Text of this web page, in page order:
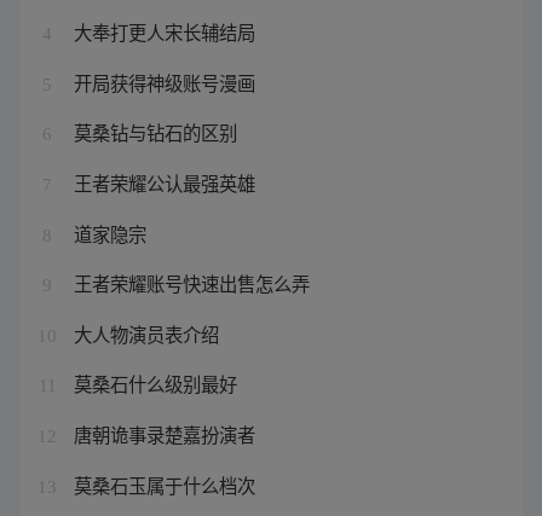
4 大奉打更人宋长辅结局
5 开局获得神级账号漫画
6 莫桑钻与钻石的区别
7 王者荣耀公认最强英雄
8 道家隐宗
9 王者荣耀账号快速出售怎么弄
10 大人物演员表介绍
莫桑石什么级别最好
12 唐朝诡事录楚嘉扮演者
13 莫桑石玉属于什么档次